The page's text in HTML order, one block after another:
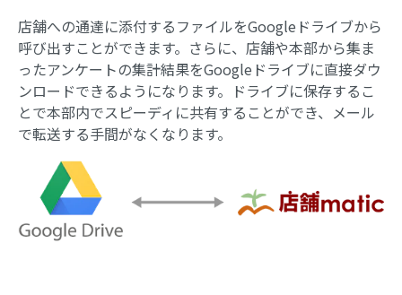
店舗への通達に添付するファイルをGoogleドライブから
呼び出すことができます。さらに、店舗や本部から集ま
ったアンケートの集計結果をGoogleドライブに直接ダウ
ンロードできるようになります。ドライブに保存するこ
とで本部内でスピーディに共有することができ、メール
で転送する手間がなくなります。